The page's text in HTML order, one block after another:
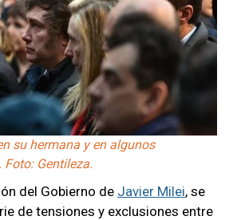
su hermana y en algunos
Gentileza.
del Gobierno de Javier Milei, se
de tensiones y exclusiones entre